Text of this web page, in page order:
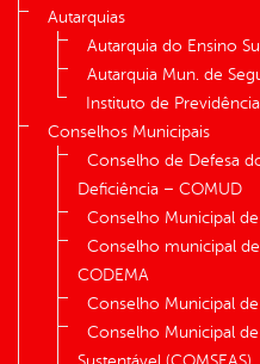
Autarquias
Autarquia do Ensino
Autarquia Mun. de
Instituto de
Conselhos Municipais
Conselho de Defesa
Deficiência – COMUD
Conselho Municipal
Conselho municipal
CODEMA
Conselho Municipal de
Conselho Municipal